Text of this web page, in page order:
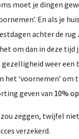
moet je dingen
En als je
achter de
om dan in deze tijd
gezelligheid weer een
het ‘voornemen’ om
geven van 10%
zeggen, twijfel
verzekerd.